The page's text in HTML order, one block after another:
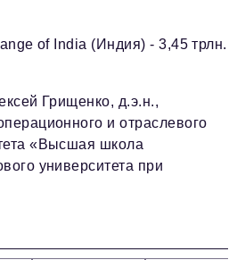
of India (Индия) - 3,45 трлн.
Грищенко, д.э.н.,
и отраслевого
«Высшая школа
университета при